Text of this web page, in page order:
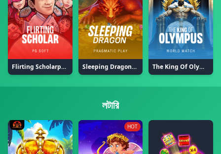
Flirting Scholarpng Sleeping Dragonpng The King Of Olympuspng
লটারি
HOT